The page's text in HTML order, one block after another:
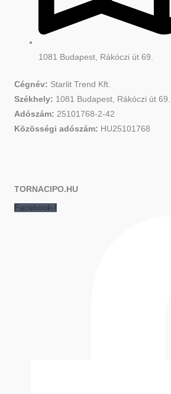
1081 Budapest, Rákóczi út 69.
Cégnév: Starlit Trend Kft.
Székhely: 1081 Budapest, Rákóczi út 69.
Adószám: 25101768-2-42
Közösségi adószám: HU25101768
TORNACIPO.HU
Facebook-f